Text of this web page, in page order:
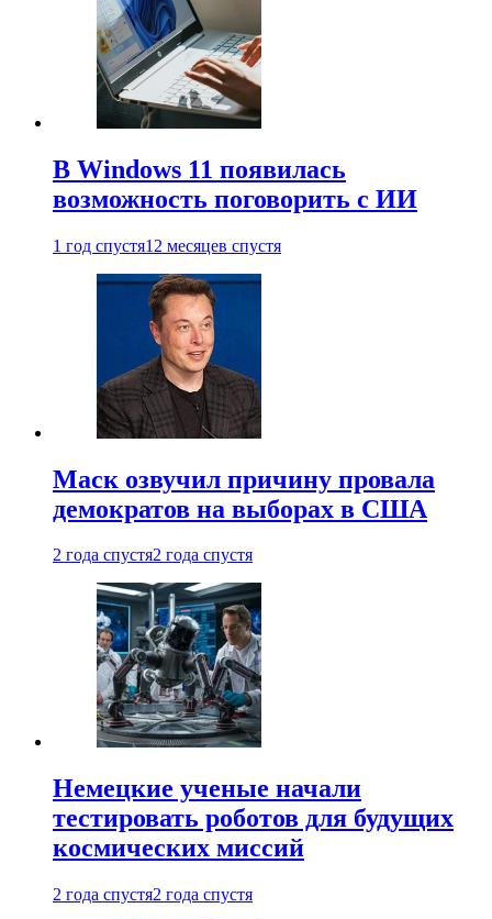
В Windows 11 появилась
возможность поговорить с ИИ
1 год спустя12 месяцев спустя
Маск озвучил причину провала
демократов на выборах в США
2 года спустя2 года спустя
Немецкие ученые начали
тестировать роботов для будущих
космических миссий
2 года спустя2 года спустя